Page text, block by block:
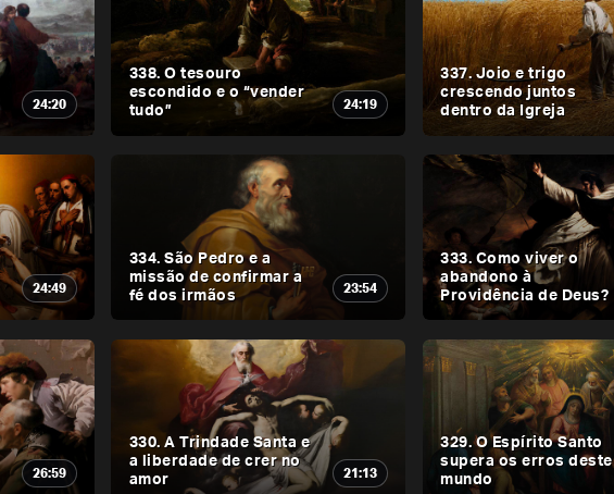
24:20 24:19
338. O tesouro
escondido e o “vender
tudo”
337. Joio e trigo
crescendo juntos
dentro da Igreja
24:49 23:54
334. São Pedro e a
missão de confirmar a
fé dos irmãos
333. Como viver o
abandono à
Providência de Deus?
26:59 21:13
330. A Trindade Santa e
a liberdade de crer no
amor
329. O Espírito Santo
supera os erros deste
mundo